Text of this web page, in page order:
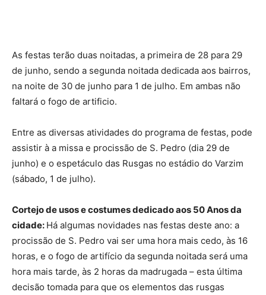
As festas terão duas noitadas, a primeira de 28 para 29
de junho, sendo a segunda noitada dedicada aos bairros,
na noite de 30 de junho para 1 de julho. Em ambas não
faltará o fogo de artificio.
Entre as diversas atividades do programa de festas, pode
assistir à a missa e procissão de S. Pedro (dia 29 de
junho) e o espetáculo das Rusgas no estádio do Varzim
(sábado, 1 de julho).
Cortejo de usos e costumes dedicado aos 50 Anos da
cidade: Há algumas novidades nas festas deste ano: a
procissão de S. Pedro vai ser uma hora mais cedo, às 16
horas, e o fogo de artifício da segunda noitada será uma
hora mais tarde, às 2 horas da madrugada – esta última
decisão tomada para que os elementos das rusgas